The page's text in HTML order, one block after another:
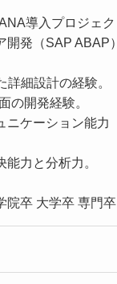
導入プロジェク
開発（SAP ABAP
詳細設計の経験。
の開発経験。
ニケーション能力
能力と分析力。
院卒 大学卒 専門